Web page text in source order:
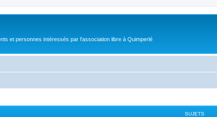
et personnes intéressés par l'association libre à Quimperlé
SUJETS